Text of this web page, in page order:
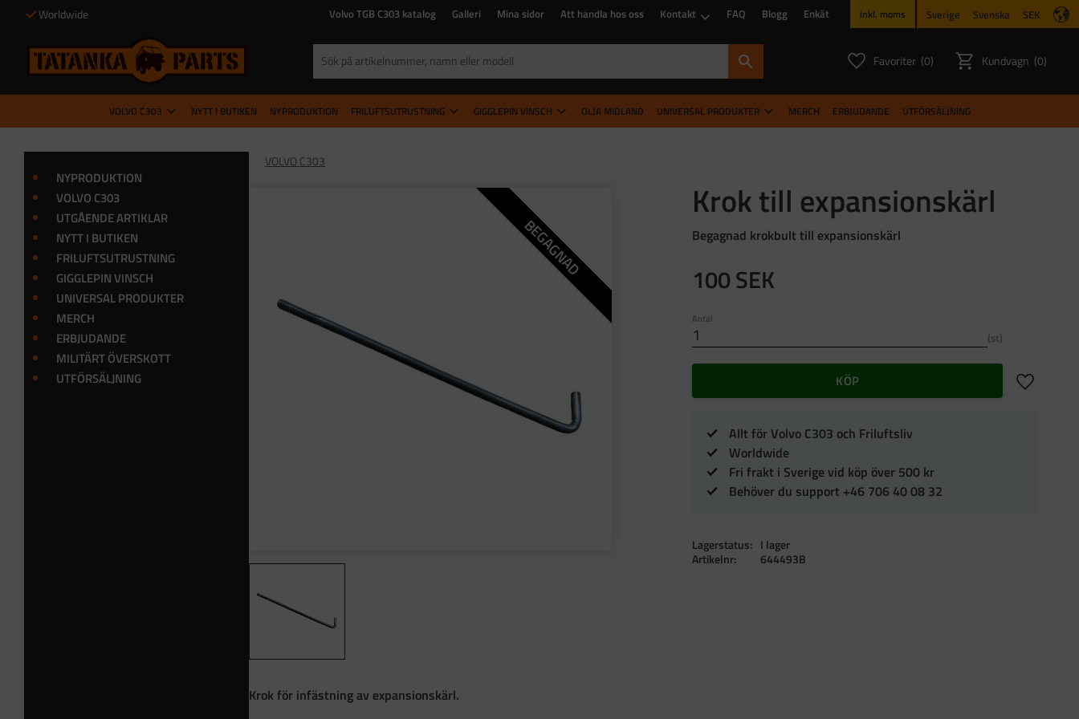
Worldwide Volvo TGB C303 katalog Galleri Mina sidor Att handla hos oss Kontakt FAQ Blogg Enkät inkl. moms Sverige Svenska SEK
FavoriterANTAL FAVORITER:
0 Kundvagn ANTAL
0
VOLVO C303 NYTT I BUTIKEN NYPRODUKTION FRILUFTSUTRUSTNING GIGGLEPIN VINSCH OLJA MIDLAND UNIVERSAL PRODUKTER MERCH ERBJUDANDE UTFÖRSÄLJNING
VOLVO C303
Krok till expansionskärl
Begagnad krokbult till expansionskärl
BEGAGNAD 100SEK
Antal
st
KÖP Lägg till i
Allt för Volvo C303 och Friluftsliv
Worldwide
Fri frakt i Sverige vid köp över 500 kr
Behöver du support +46 706 40 08 32
Lagerstatus
I lager
Artikelnr
644493B
Krok för infästning av expansionskärl.
NYPRODUKTION
VOLVO C303
UTGÅENDE ARTIKLAR
NYTT I BUTIKEN
FRILUFTSUTRUSTNING
GIGGLEPIN VINSCH
UNIVERSAL PRODUKTER
MERCH
ERBJUDANDE
MILITÄRT ÖVERSKOTT
UTFÖRSÄLJNING